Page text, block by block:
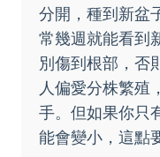
分開，種到新盆
常幾週就能看到
別傷到根部，否
人偏愛分株繁殖
手。但如果你只
能會變小，這點